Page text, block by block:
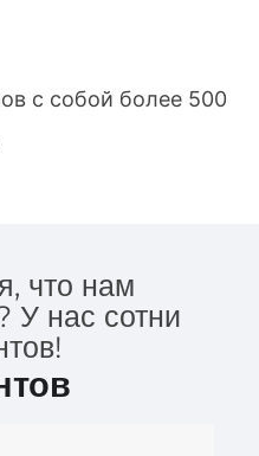
с собой более 500
что нам
У нас сотни